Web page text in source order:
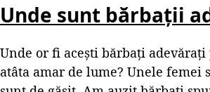
Unde sunt bărbații
Unde or fi acești bărbați adevărați
atâta amar de lume? Unele femei